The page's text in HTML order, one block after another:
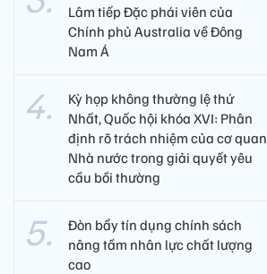
Lâm tiếp Đặc phái viên của
Chính phủ Australia về Đông
Nam Á
Kỳ họp không thường lệ thứ
Nhất, Quốc hội khóa XVI: Phân
định rõ trách nhiệm của cơ quan
Nhà nước trong giải quyết yêu
cầu bồi thường
Đòn bẩy tín dụng chính sách
nâng tầm nhân lực chất lượng
cao